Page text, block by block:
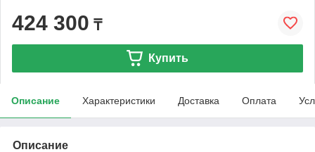
424 300 ₸
Купить
Описание Характеристики Доставка Оплата
Описание